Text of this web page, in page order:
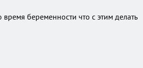
время беременности что с этим делать